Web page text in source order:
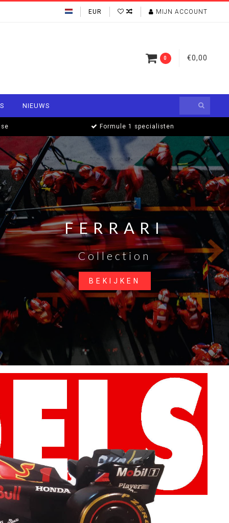
EUR MIJN ACCOUNT
0 €0,00
NIEUWS
Formule 1 specialisten
FERRARI
Collection
BEKIJKEN